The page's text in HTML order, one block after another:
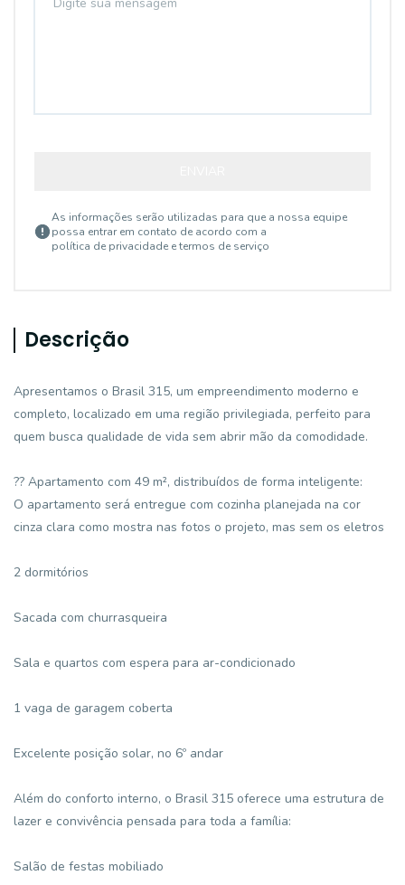
As informações serão utilizadas para que a nossa equipe
possa entrar em contato de acordo com a
política de privacidade e termos de serviço
Descrição
Apresentamos o Brasil 315, um empreendimento moderno e
completo, localizado em uma região privilegiada, perfeito para
quem busca qualidade de vida sem abrir mão da comodidade.
?? Apartamento com 49 m², distribuídos de forma inteligente:
O apartamento será entregue com cozinha planejada na cor
cinza clara como mostra nas fotos o projeto, mas sem os eletros
2 dormitórios
Sacada com churrasqueira
Sala e quartos com espera para ar-condicionado
1 vaga de garagem coberta
Excelente posição solar, no 6º andar
Além do conforto interno, o Brasil 315 oferece uma estrutura de
lazer e convivência pensada para toda a família:
Salão de festas mobiliado